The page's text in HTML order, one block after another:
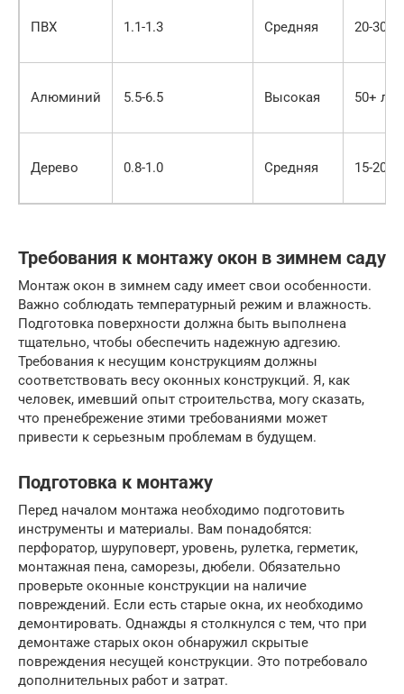
ПВХ 1.1-1.3 Средняя 20-30
Алюминий 5.5-6.5 Высокая 50+ лет
Дерево 0.8-1.0 Средняя 15-20
Требования к монтажу окон в зимнем саду
Монтаж окон в зимнем саду имеет свои особенности.
Важно соблюдать температурный режим и влажность.
Подготовка поверхности должна быть выполнена
тщательно, чтобы обеспечить надежную адгезию.
Требования к несущим конструкциям должны
соответствовать весу оконных конструкций. Я, как
человек, имевший опыт строительства, могу сказать,
что пренебрежение этими требованиями может
привести к серьезным проблемам в будущем.
Подготовка к монтажу
Перед началом монтажа необходимо подготовить
инструменты и материалы. Вам понадобятся:
перфоратор, шуруповерт, уровень, рулетка, герметик,
монтажная пена, саморезы, дюбели. Обязательно
проверьте оконные конструкции на наличие
повреждений. Если есть старые окна, их необходимо
демонтировать. Однажды я столкнулся с тем, что при
демонтаже старых окон обнаружил скрытые
повреждения несущей конструкции. Это потребовало
дополнительных работ и затрат.